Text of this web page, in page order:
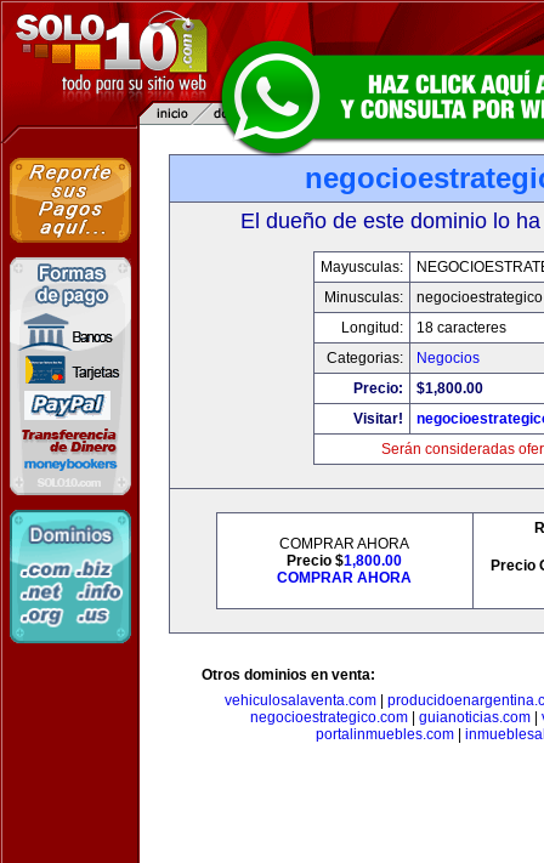
El dueño de este dominio lo
Mayusculas:
Minusculas:
Longitud:
18 caracteres
Categorias:
Negocios
Precio:
$1,800.00
Visitar!
Serán consideradas
COMPRAR AHORA
Precio $1,800.00
COMPRAR AHORA
Precio
Otros dominios en venta:
vehiculosalaventa.com
negocioestrategico.com| guianoticias.com|
portalinmuebles.com|